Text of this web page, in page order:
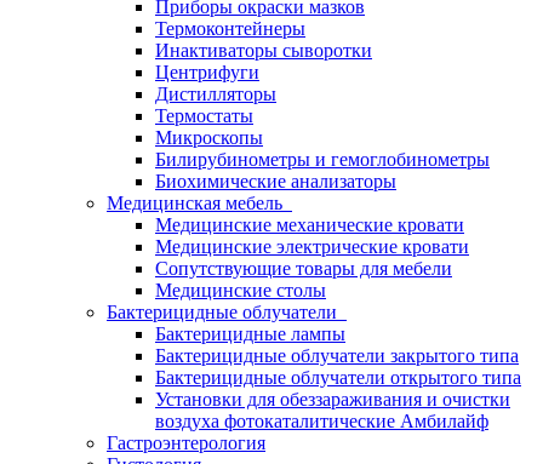
Приборы окраски мазков
Термоконтейнеры
Инактиваторы сыворотки
Центрифуги
Дистилляторы
Термостаты
Микроскопы
Билирубинометры и гемоглобинометры
Биохимические анализаторы
Медицинская мебель
Медицинские механические кровати
Медицинские электрические кровати
Сопутствующие товары для мебели
Медицинские столы
Бактерицидные облучатели
Бактерицидные лампы
Бактерицидные облучатели закрытого типа
Бактерицидные облучатели открытого типа
Установки для обеззараживания и очистки
воздуха фотокаталитические Амбилайф
Гастроэнтерология